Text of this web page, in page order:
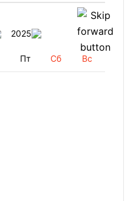
2025
Пт Сб Вс